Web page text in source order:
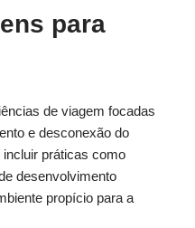
para
de viagem focadas
e desconexão do
práticas como
desenvolvimento
propício para a